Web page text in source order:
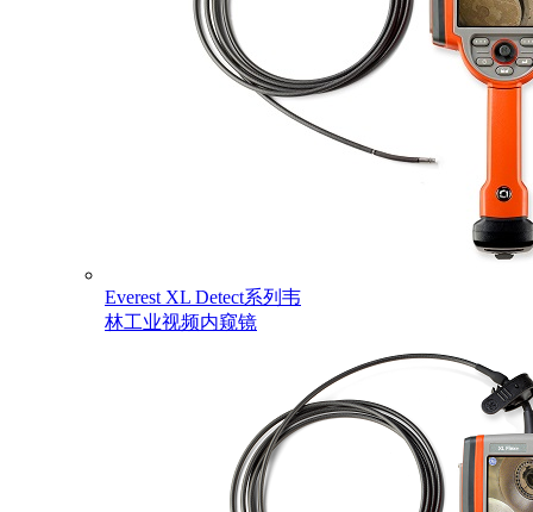
Everest XL Detect系列韦
林工业视频内窥镜